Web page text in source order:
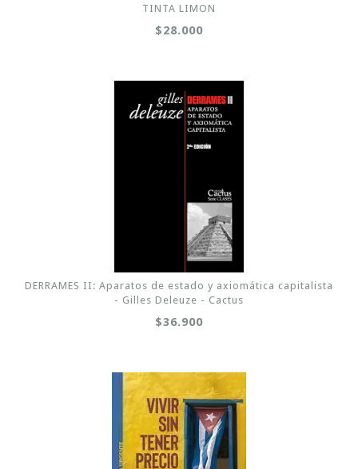
TINTA LIMON
$28.000
DERRAMES II: Aparatos de estado y axiomática capitalista
- Gilles Deleuze - Cactus
$36.900